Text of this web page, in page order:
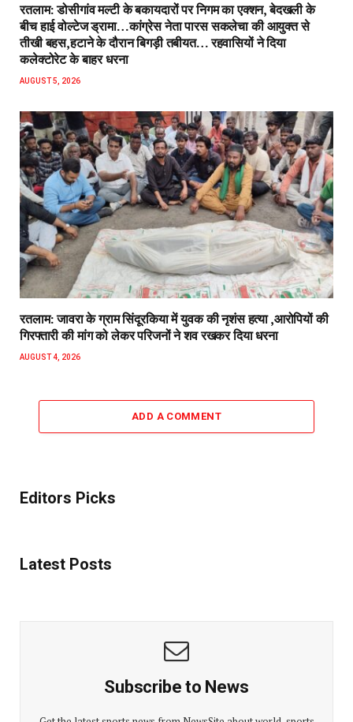
रतलाम: डोसीगांव मल्टी के बकायदारों पर निगम का एक्शन, बेदखली के
बीच हाई वोल्टेज ड्रामा…कांग्रेस नेता पारस सकलेचा की आयुक्त से
तीखी बहस,हटाने के दौरान बिगड़ी तबीयत… रहवासियों ने दिया
कलेक्टोरेट के बाहर धरना
AUGUST 5, 2026
रतलाम: जावरा के ग्राम सिंदूरकिया में युवक की नृशंस हत्या ,आरोपियों की
गिरफ्तारी की मांग को लेकर परिजनों ने शव रखकर दिया धरना
AUGUST 4, 2026
ADD A COMMENT
Editors Picks
Latest Posts
Subscribe to News